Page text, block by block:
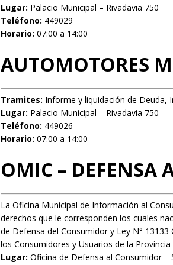
Lugar: Palacio Municipal – Rivadavia 750
Teléfono: 449029
Horario: 07:00 a 14:00
AUTOMOTORES
Tramites: Informe y liquidación de Deuda,
Lugar: Palacio Municipal – Rivadavia 750
Teléfono: 449026
Horario: 07:00 a 14:00
OMIC – DEFENSA
La Oficina Municipal de Información al
derechos que le corresponden los cuales
de Defensa del Consumidor y Ley N°
los Consumidores y Usuarios de la
Lugar: Oficina de Defensa al Consumidor –